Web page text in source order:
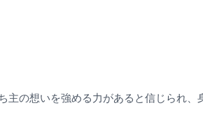
の想いを強める力があると信じられ